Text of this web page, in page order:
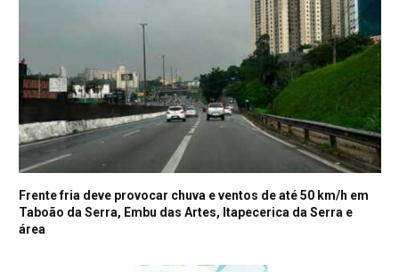
Frente fria deve provocar chuva e ventos de até 50 km/h em
Taboão da Serra, Embu das Artes, Itapecerica da Serra e
área